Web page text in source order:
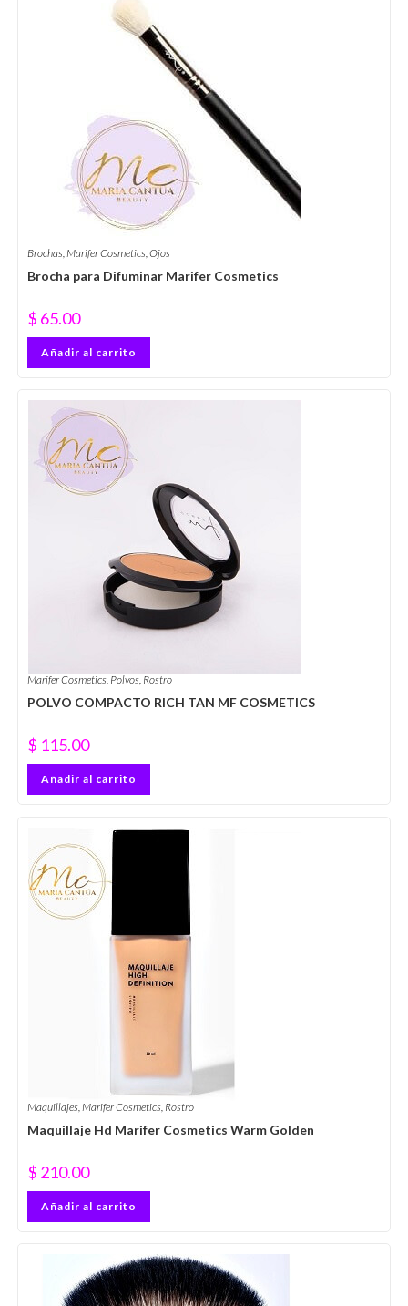
Brochas, Marifer Cosmetics, Ojos
Brocha para Difuminar Marifer Cosmetics
$ 65.00
Añadir al carrito
Marifer Cosmetics, Polvos, Rostro
POLVO COMPACTO RICH TAN MF COSMETICS
$ 115.00
Añadir al carrito
Maquillajes, Marifer Cosmetics, Rostro
Maquillaje Hd Marifer Cosmetics Warm Golden
$ 210.00
Añadir al carrito